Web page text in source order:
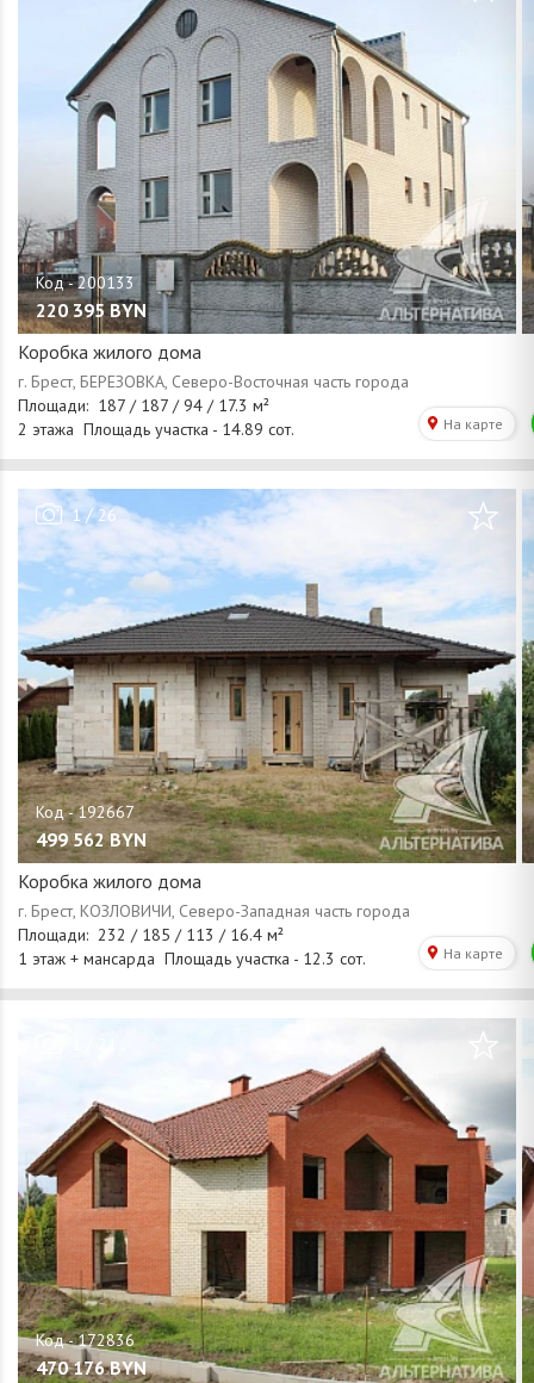
220 395 BYN
Коробка жилого дома
1/26
499 562 BYN
Коробка жилого дома
470 176 BYN